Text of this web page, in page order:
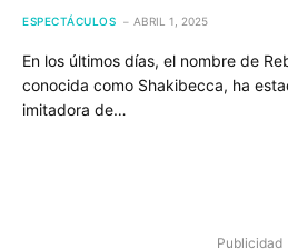
ESPECTÁCULOS ABRIL 1, 2025
En los últimos días, el nombre de
conocida como Shakibecca, ha
imitadora de…
Publicidad